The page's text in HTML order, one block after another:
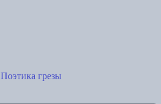
Поэтика грезы